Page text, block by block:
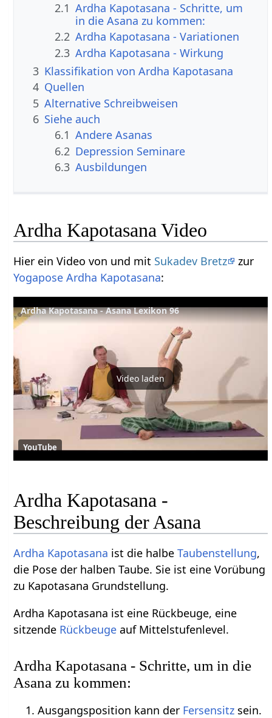
2.1 Ardha Kapotasana - Schritte, um
in die Asana zu kommen:
2.2 Ardha Kapotasana - Variationen
2.3 Ardha Kapotasana - Wirkung
3 Klassifikation von Ardha Kapotasana
4 Quellen
5 Alternative Schreibweisen
6 Siehe auch
6.1 Andere Asanas
6.2 Depression Seminare
6.3 Ausbildungen
Ardha Kapotasana Video
Hier ein Video von und mit Sukadev Bretz
zur
Yogapose Ardha Kapotasana:
Ardha Kapotasana - Asana Lexikon 96
Video laden
YouTube
Ardha Kapotasana -
Beschreibung der Asana
Ardha Kapotasana ist die halbeTaubenstellung,
die Pose der halben Taube. Sie ist eine Vorübung
zu Kapotasana Grundstellung.
Ardha Kapotasana ist eine Rückbeuge, eine
sitzende Rückbeuge auf Mittelstufenlevel.
Ardha Kapotasana - Schritte, um in die
Asana zu kommen:
Ausgangsposition kann der Fersensitz sein.